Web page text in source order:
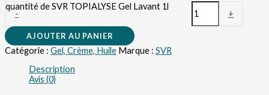
-
quantité de SVR TOPIALYSE Gel Lavant 1l
+
AJOUTER AU PANIER
Catégorie : Gel, Crème, Huile Marque : SVR
Description
Avis (0)